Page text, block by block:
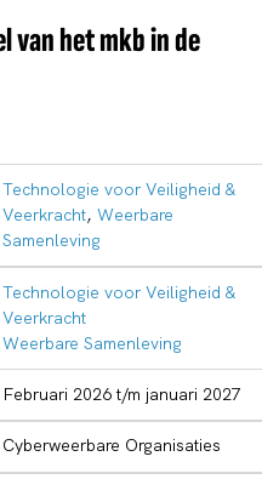
van het mkb in de
Technologie voor Veiligheid &
Veerkracht, Weerbare
Samenleving
Technologie voor Veiligheid &
Veerkracht
Weerbare Samenleving
februari 2026 t/m januari 2027
Cyberweerbare Organisaties